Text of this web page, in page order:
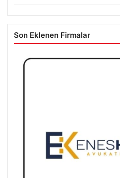
Son Eklenen Firmalar